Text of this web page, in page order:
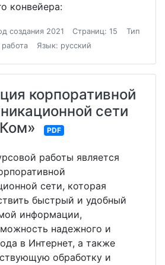
конвейера:
создания 2021 Страниц: 15
Тип
Язык: русский
корпоративной
сети
PDF
работы является
сети, которая
быстрый и удобный
информации,
надежного и
в Интернет, а также
обработку и